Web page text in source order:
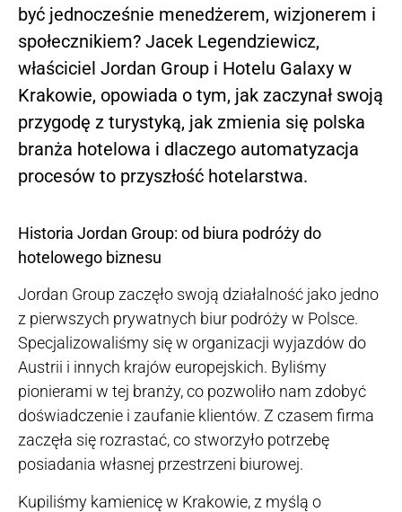
być jednocześnie menedżerem, wizjonerem i
społecznikiem? Jacek Legendziewicz,
właściciel Jordan Group i Hotelu Galaxy w
Krakowie, opowiada o tym, jak zaczynał swoją
przygodę z turystyką, jak zmienia się polska
branża hotelowa i dlaczego automatyzacja
procesów to przyszłość hotelarstwa.
Historia Jordan Group: od biura podróży do
hotelowego biznesu
Jordan Group zaczęło swoją działalność jako jedno
z pierwszych prywatnych biur podróży w Polsce.
Specjalizowaliśmy się w organizacji wyjazdów do
Austrii i innych krajów europejskich. Byliśmy
pionierami w tej branży, co pozwoliło nam zdobyć
doświadczenie i zaufanie klientów. Z czasem firma
zaczęła się rozrastać, co stworzyło potrzebę
posiadania własnej przestrzeni biurowej.
Kupiliśmy kamienicę w Krakowie, z myślą o